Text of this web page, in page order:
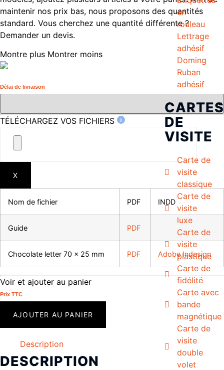
en
rouleau
Lettrage
adhésif
Doming
Ruban
adhésif
CARTES
DE
VISITE
Carte de
visite
classique
Carte de
visite
luxe
Carte de
visite
plastique
Carte de
fidélité
Carte avec
bande
magnétique
Carte de
visite
double
volet
maintenir nos prix bas, nous proposons des quantités
standard. Vous cherchez une quantité différente ?
Demander un devis.
Montre plus Montrer moins
Délai de livraison
TÉLÉCHARGEZ VOS FICHIERS
X
Nom de fichier PDF INDD
Guide PDF
Chocolate letter 70 x 25 mm PDF Adobe Indesign
Voir et ajouter au panier
Prix ​​TTC
AJOUTER AU PANIER
Description
DESCRIPTION